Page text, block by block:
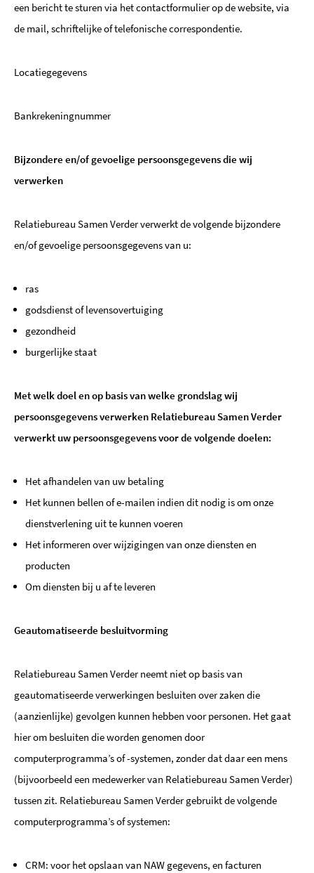
een bericht te sturen via het contactformulier op de website, via
de mail, schriftelijke of telefonische correspondentie.
Locatiegegevens
Bankrekeningnummer
Bijzondere en/of gevoelige persoonsgegevens die wij
verwerken
Relatiebureau Samen Verder verwerkt de volgende bijzondere
en/of gevoelige persoonsgegevens van u:
ras
godsdienst of levensovertuiging
gezondheid
burgerlijke staat
Met welk doel en op basis van welke grondslag wij
persoonsgegevens verwerken Relatiebureau Samen Verder
verwerkt uw persoonsgegevens voor de volgende doelen:
Het afhandelen van uw betaling
Het kunnen bellen of e-mailen indien dit nodig is om onze
dienstverlening uit te kunnen voeren
Het informeren over wijzigingen van onze diensten en
producten
Om diensten bij u af te leveren
Geautomatiseerde besluitvorming
Relatiebureau Samen Verder neemt niet op basis van
geautomatiseerde verwerkingen besluiten over zaken die
(aanzienlijke) gevolgen kunnen hebben voor personen. Het gaat
hier om besluiten die worden genomen door
computerprogramma’s of -systemen, zonder dat daar een mens
(bijvoorbeeld een medewerker van Relatiebureau Samen Verder)
tussen zit. Relatiebureau Samen Verder gebruikt de volgende
computerprogramma’s of systemen:
CRM: voor het opslaan van NAW gegevens, en facturen